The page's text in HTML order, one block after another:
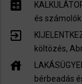
calculate
és számolók
exit_to_app
költözés,
house
bérbeadás